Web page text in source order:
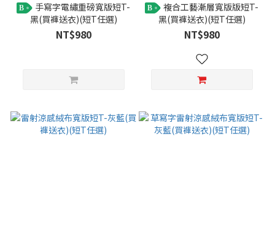
B
黑(買褲送衣)(短T任選)
NT$980
B
黑(買褲送衣)(短T任選)
NT$980